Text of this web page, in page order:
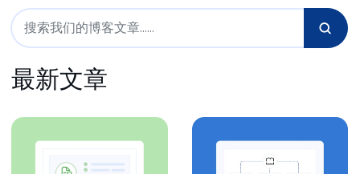
最新文章